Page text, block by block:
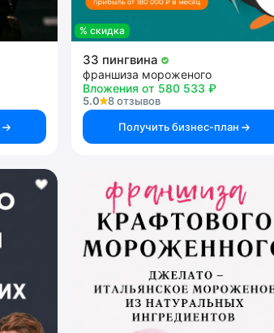
% скидка
33 пингвина
франшиза мороженого
Вложения от 580 533 ₽
5.0
8 отзывов
Получить бизнес-план